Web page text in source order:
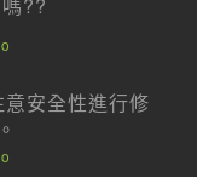
??
安全性進行修